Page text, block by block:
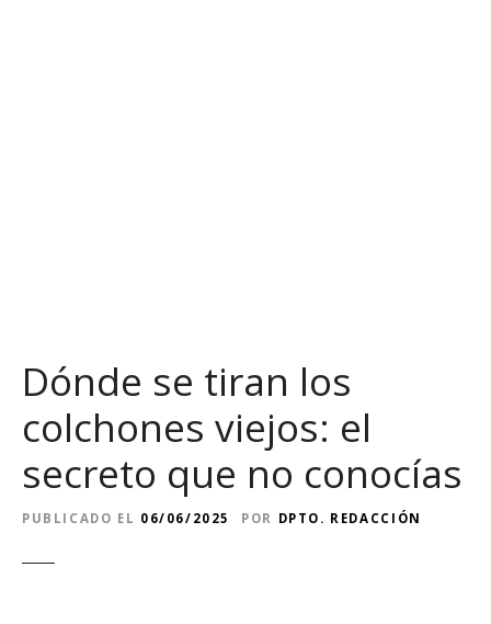
Dónde se tiran los
colchones viejos: el
secreto que no conocías
PUBLICADO EL 06/06/2025 POR DPTO. REDACCIÓN